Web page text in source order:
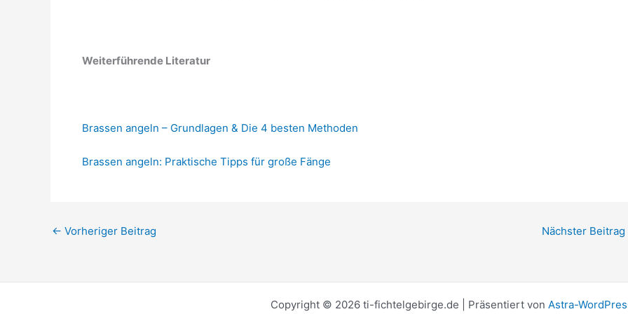
Weiterführende Literatur
Brassen angeln – Grundlagen & Die 4 besten Methoden
Brassen angeln: Praktische Tipps für große Fänge
← Vorheriger Beitrag Nächster Beitrag
Copyright © 2026 ti-fichtelgebirge.de | Präsentiert von Astra-